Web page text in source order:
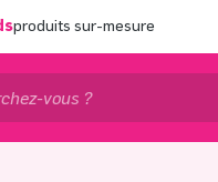
produits sur-mesure